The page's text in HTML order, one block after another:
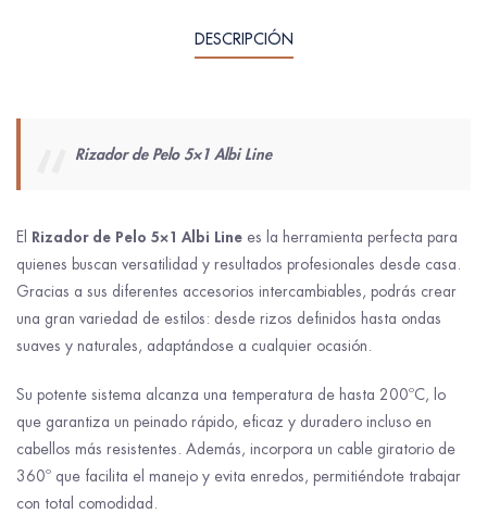
DESCRIPCIÓN
Rizador de Pelo 5×1 Albi Line
El Rizador de Pelo 5×1 Albi Line es la herramienta perfecta para
quienes buscan versatilidad y resultados profesionales desde casa.
Gracias a sus diferentes accesorios intercambiables, podrás crear
una gran variedad de estilos: desde rizos definidos hasta ondas
suaves y naturales, adaptándose a cualquier ocasión.
Su potente sistema alcanza una temperatura de hasta 200ºC, lo
que garantiza un peinado rápido, eficaz y duradero incluso en
cabellos más resistentes. Además, incorpora un cable giratorio de
360º que facilita el manejo y evita enredos, permitiéndote trabajar
con total comodidad.